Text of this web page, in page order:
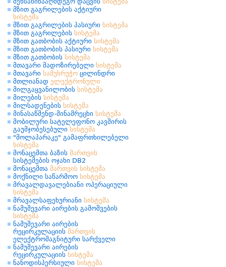
მზით გაგრილების აქტიური
სისტემა
მზით გაგრილების პასიური სისტემა
მზით გაგრილების სისტემა
მზით გათბობის აქტიური სისტემა
მზით გათბობის პასიური სისტემა
მზით გათბობის სისტემა
მთავარი მადოზირებელი სისტემა
მთავარი სამუხრუჭო ცილინდრი
მთლიანად ელექტრონული
მილგაყვანილობის სისტემა
მილების სისტემა
მილსადენების სისტემა
მინასაწმენდ-მინამრეცხი სისტემა
მობილური სატელეფონო კავშირის
გაუმჯობესებული სისტემა
"მოლაპარაკე" გამაფრთხილებელი
სისტემა
მონაცემთა ბაზის მართვის
სისტემების ოჯახი DB2
მონაცემთა მართვის სისტემა
მოქნილი საწარმოო სისტემა
მრავალდავალებიანი ოპერაციული
სისტემა
მრავალსაფეხურიანი სისტემა
ნამუშევარი აირების გამოშვების
სისტემა
ნამუშევარი აირების
რეცირკულაციის მართვის
ელექტრომაგნიტური სარქველი
ნამუშევარი აირების
რეცირკულაციის სისტემა
ნანოდისპერსიული სისტემა